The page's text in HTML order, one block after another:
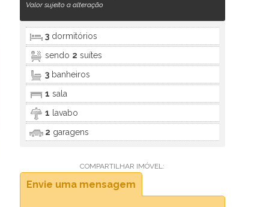
Valor sujeito a alteração
3 dormitórios
sendo 2 suítes
3 banheiros
1 sala
1 lavabo
2 garagens
COMPARTILHAR IMÓVEL:
Envie uma mensagem